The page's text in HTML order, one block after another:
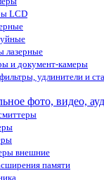
LCD
лазерные
и документ-камеры
удлинители и
фото, видео,
внешние
памяти